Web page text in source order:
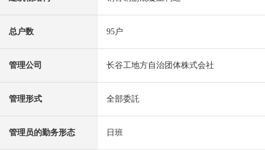
总户数 95户
管理公司 长谷工地方自治团体株式会社
管理形式 全部委託
管理员的勤务形态 日班